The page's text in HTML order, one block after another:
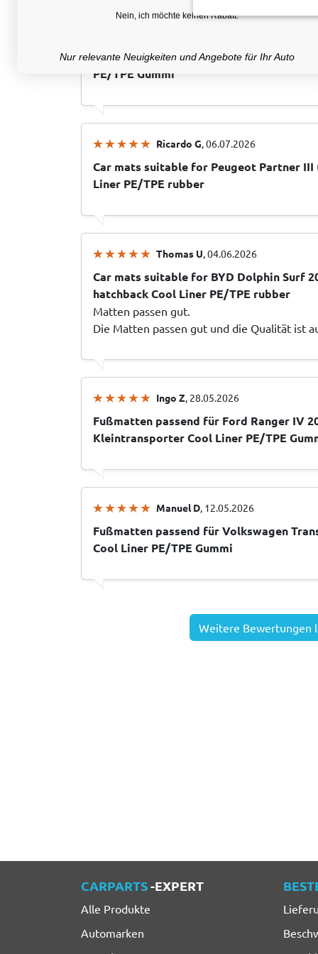
Fußmatten passend für Opel Mokka B
PE/TPE Gummi
Ricardo G, 06.07.2026
Car mats suitable for Peugeot Partner III
Liner PE/TPE rubber
Thomas U, 04.06.2026
Car mats suitable for BYD Dolphin Surf
hatchback Cool Liner PE/TPE rubber
Matten passen gut.
Die Matten passen gut und die Qualität ist
Ingo Z, 28.05.2026
Fußmatten passend für Ford Ranger IV
Kleintransporter Cool Liner PE/TPE
Manuel D, 12.05.2026
Fußmatten passend für Volkswagen
Cool Liner PE/TPE Gummi
Weitere Bewertungen
CARPARTS-EXPERT
Alle Produkte
Automarken
Nein, ich möchte keinen Rabatt.
Nur relevante Neuigkeiten und Angebote für Ihr Auto